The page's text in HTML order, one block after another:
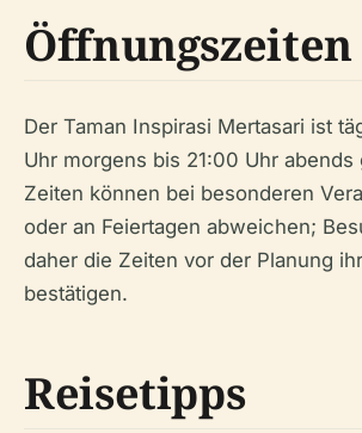
Öffnungszeiten
Der Taman Inspirasi Mertasari ist
Uhr morgens bis 21:00 Uhr abends
Zeiten können bei besonderen
oder an Feiertagen abweichen;
daher die Zeiten vor der Planung
bestätigen.
Reisetipps